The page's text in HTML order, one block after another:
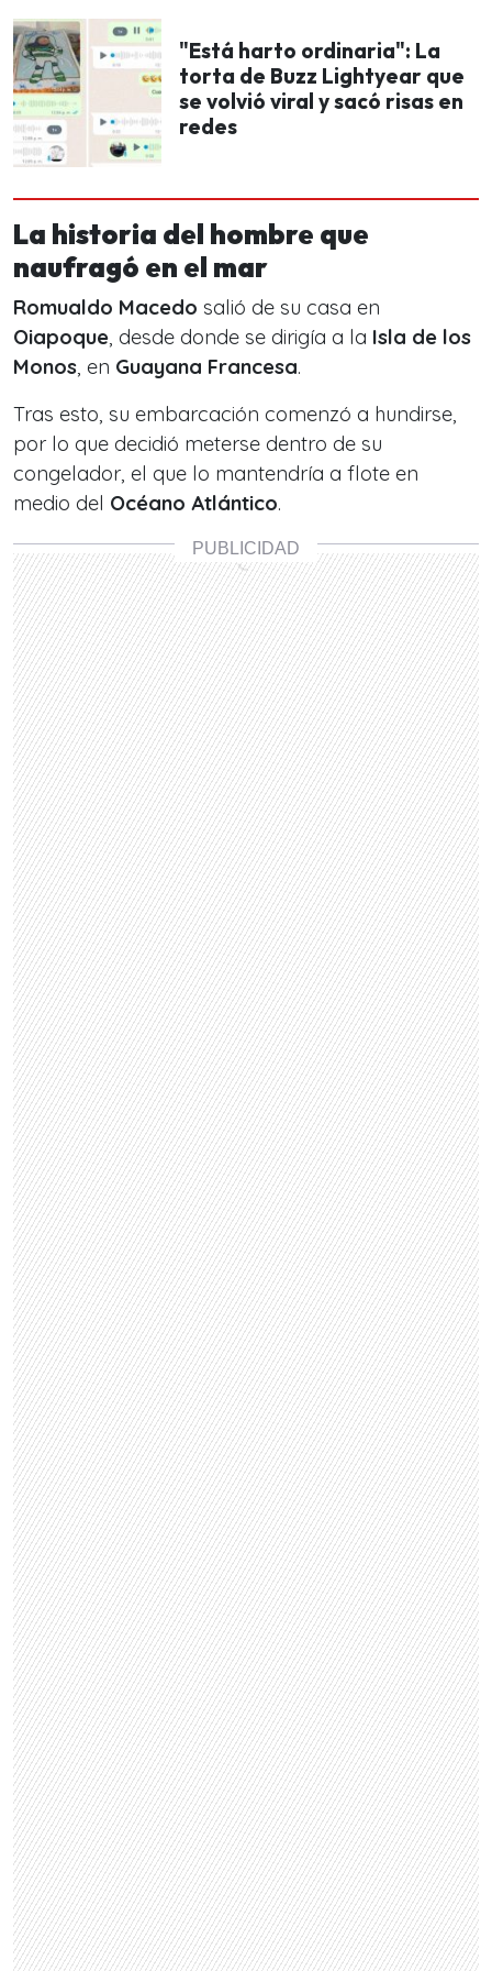
"Está harto ordinaria": La
torta de Buzz Lightyear que
se volvió viral y sacó risas en
redes
La historia del hombre que
naufragó en el mar
Romualdo Macedo salió de su casa en
Oiapoque, desde donde se dirigía a la Isla de los
Monos, en Guayana Francesa.
Tras esto, su embarcación comenzó a hundirse,
por lo que decidió meterse dentro de su
congelador, el que lo mantendría a flote en
medio del Océano Atlántico.